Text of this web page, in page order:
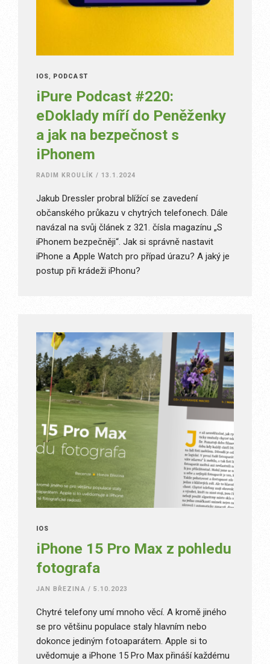
IOS, PODCAST
iPure Podcast #220:
eDoklady míří do Peněženky
a jak na bezpečnost s
iPhonem
RADIM KROULÍK / 13.1.2024
Jakub Dressler probral blížící se zavedení
občanského průkazu v chytrých telefonech. Dále
navázal na svůj článek z 321. čísla magazínu „S
iPhonem bezpečněji“. Jak si správně nastavit
iPhone a Apple Watch pro případ úrazu? A jaký je
postup při krádeži iPhonu?
IOS
iPhone 15 Pro Max z pohledu
fotografa
JAN BŘEZINA / 5.10.2023
Chytré telefony umí mnoho věcí. A kromě jiného
se pro většinu populace staly hlavním nebo
dokonce jediným fotoaparátem. Apple si to
uvědomuje a iPhone 15 Pro Max přináší každému